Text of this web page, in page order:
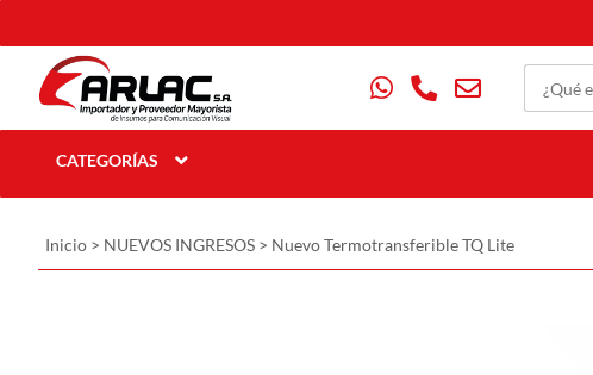
CATEGORÍAS
Inicio > NUEVOS INGRESOS > Nuevo Termotransferible TQ Lite